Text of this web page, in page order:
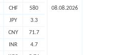
CHF 580
JPY 3.3
CNY 71.7
INR 4.7
08.08.2026